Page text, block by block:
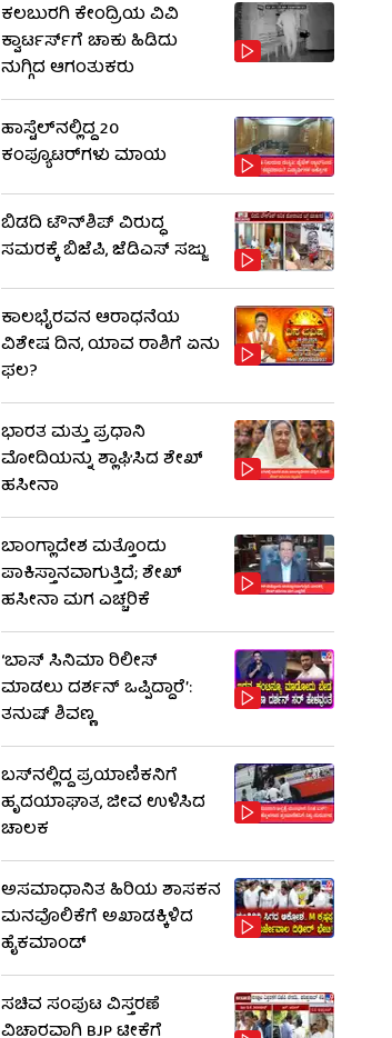
ಕಲಬುರಗಿ ಕೇಂದ್ರಿಯ ವಿವಿ
ಕ್ವಾರ್ಟರ್ಸ್‌ಗೆ ಚಾಕು ಹಿಡಿದು
ನುಗ್ಗಿದ ಆಗಂತುಕರು
ಹಾಸ್ಟೆಲ್‌ನಲ್ಲಿದ್ದ 20
ಕಂಪ್ಯೂಟರ್‌ಗಳು ಮಾಯ
ಬಿಡದಿ ಟೌನ್‌ಶಿಪ್ ವಿರುದ್ಧ
ಸಮರಕ್ಕೆ ಬಿಜೆಪಿ, ಜೆಡಿಎಸ್ ಸಜ್ಜು
ಕಾಲಭೈರವನ ಆರಾಧನೆಯ
ವಿಶೇಷ ದಿನ, ಯಾವ ರಾಶಿಗೆ ಏನು
ಫಲ?
ಭಾರತ ಮತ್ತು ಪ್ರಧಾನಿ
ಮೋದಿಯನ್ನು ಶ್ಲಾಘಿಸಿದ ಶೇಖ್
ಹಸೀನಾ
ಬಾಂಗ್ಲಾದೇಶ ಮತ್ತೊಂದು
ಪಾಕಿಸ್ತಾನವಾಗುತ್ತಿದೆ; ಶೇಖ್
ಹಸೀನಾ ಮಗ ಎಚ್ಚರಿಕೆ
‘ಬಾಸ್ ಸಿನಿಮಾ ರಿಲೀಸ್
ಮಾಡಲು ದರ್ಶನ್ ಒಪ್ಪಿದ್ದಾರೆ’:
ತನುಷ್ ಶಿವಣ್ಣ
ಬಸ್‌ನಲ್ಲಿದ್ದ ಪ್ರಯಾಣಿಕನಿಗೆ
ಹೃದಯಾಘಾತ, ಜೀವ ಉಳಿಸಿದ
ಚಾಲಕ
ಅಸಮಾಧಾನಿತ ಹಿರಿಯ ಶಾಸಕನ
ಮನವೊಲಿಕೆಗೆ ಅಖಾಡಕ್ಕಿಳಿದ
ಹೈಕಮಾಂಡ್
ಸಚಿವ ಸಂಪುಟ ವಿಸ್ತರಣೆ